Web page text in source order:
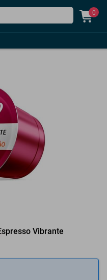
0
Vibrante